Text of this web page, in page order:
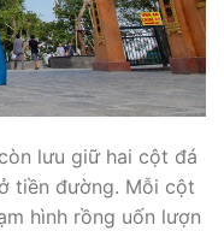
lưu giữ hai cột đá
tiền đường. Mỗi cột
hình rồng uốn lượn